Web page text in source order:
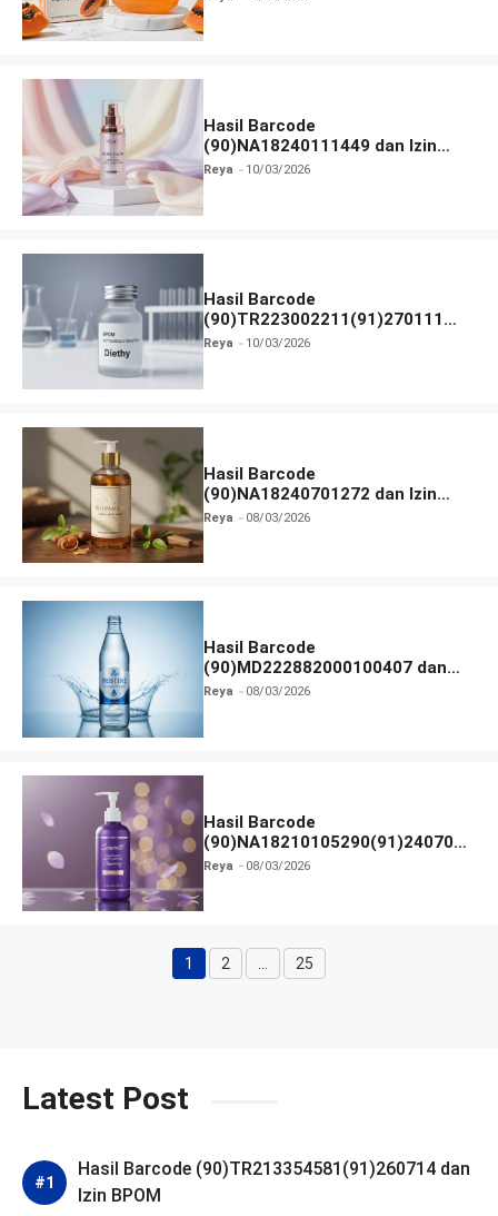
Hasil Barcode
(90)NA18240111449 dan Izin
BPOM
Reya 10/03/2026
Hasil Barcode
(90)TR223002211(91)270111
dan Izin BPOM
Reya 10/03/2026
Hasil Barcode
(90)NA18240701272 dan Izin
BPOM
Reya 08/03/2026
Hasil Barcode
(90)MD222882000100407 dan
Izin BPOM
Reya 08/03/2026
Hasil Barcode
(90)NA18210105290(91)240703
dan Izin BPOM
Reya 08/03/2026
Halaman
1 Halaman
2 … Halaman
25
Latest Post
Hasil Barcode (90)TR213354581(91)260714 dan
Izin BPOM